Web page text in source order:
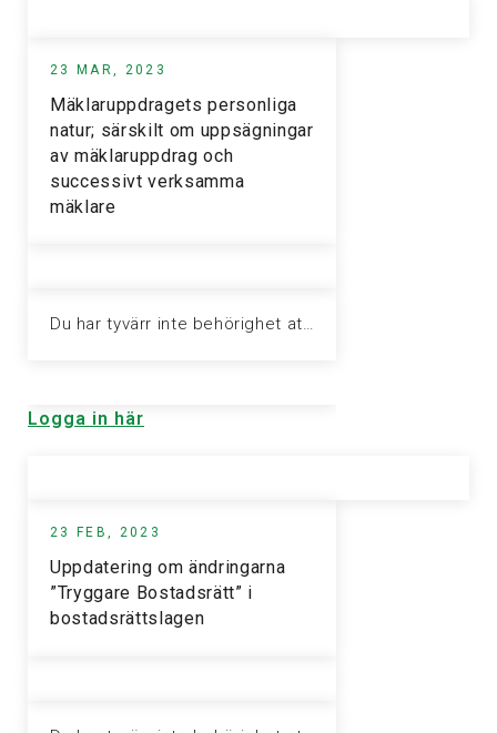
23 MAR, 2023
Mäklaruppdragets personliga
natur; särskilt om uppsägningar
av mäklaruppdrag och
successivt verksamma
mäklare
Du har tyvärr inte behörighet att visa denna sida. Vänligen logga in för att ta del av informationen.
Logga in här
23 FEB, 2023
Uppdatering om ändringarna
”Tryggare Bostadsrätt” i
bostadsrättslagen